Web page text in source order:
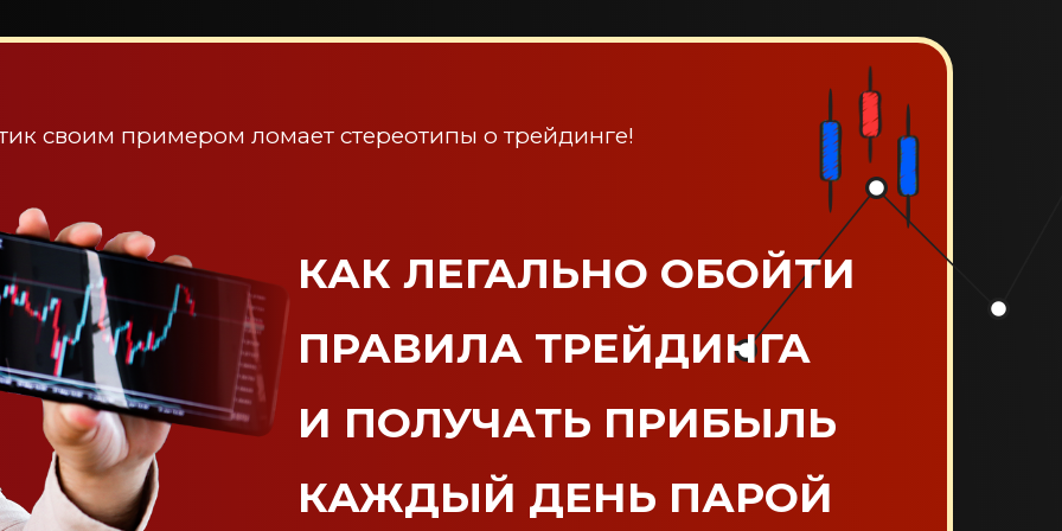
своим примером ломает стереотипы о трейдинге!
КАК ЛЕГАЛЬНО ОБОЙТИ
ПРАВИЛА ТРЕЙДИНГА
И ПОЛУЧАТЬ ПРИБЫЛЬ
КАЖДЫЙ ДЕНЬ ПАРОЙ